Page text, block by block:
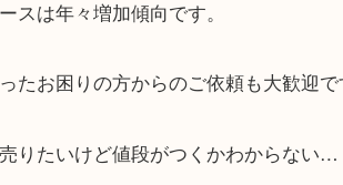
記バナーをタップしてください▽